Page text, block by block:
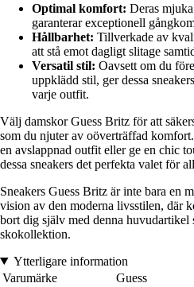
Optimal komfort: Deras
garanterar exceptionell
Hållbarhet: Tillverkade av
att stå emot dagligt slitage
Versatil stil: Oavsett om du
uppklädd stil, ger dessa
varje outfit.
Välj damskor Guess Britz för att
som du njuter av oöverträffad
en avslappnad outfit eller ge en chic
dessa sneakers det perfekta valet för
Sneakers Guess Britz är inte bara en
vision av den moderna livsstilen, där
bort dig själv med denna
skokollektion.
Ytterligare information
Varumärke
Guess